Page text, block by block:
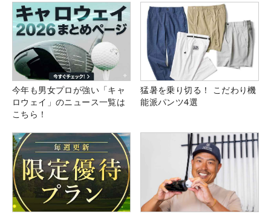
今年も男女プロが強い「キャ
ロウェイ」のニュース一覧は
こちら！
猛暑を乗り切る！ こだわり機
能派パンツ4選